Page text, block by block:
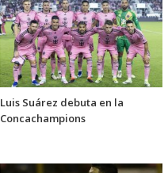
Luis Suárez debuta en la
Concachampions